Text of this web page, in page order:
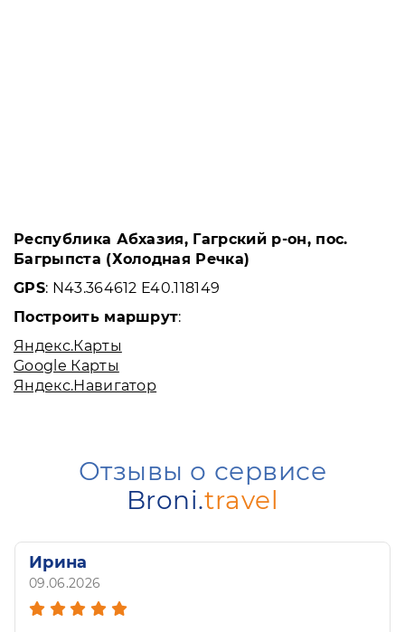
Республика Абхазия, Гагрский р-он, пос.
Багрыпста (Холодная Речка)
GPS: N43.364612 E40.118149
Построить маршрут:
Яндекс.Карты
Google Карты
Яндекс.Навигатор
Отзывы о сервисе
Broni.travel
Ирина
09.06.2026